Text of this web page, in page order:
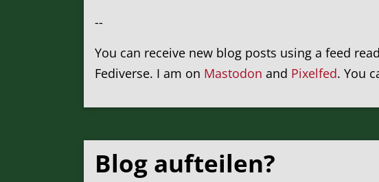
--
You can receive new blog posts using a feed
Fediverse. I am on Mastodon and Pixelfed. You
Blog aufteilen?